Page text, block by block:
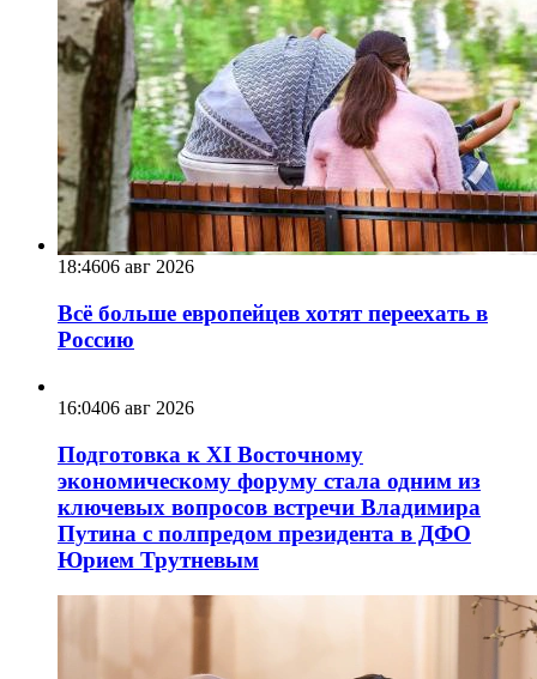
18:4606 авг 2026
Всё больше европейцев хотят переехать в
Россию
16:0406 авг 2026
Подготовка к XI Восточному
экономическому форуму стала одним из
ключевых вопросов встречи Владимира
Путина с полпредом президента в ДФО
Юрием Трутневым